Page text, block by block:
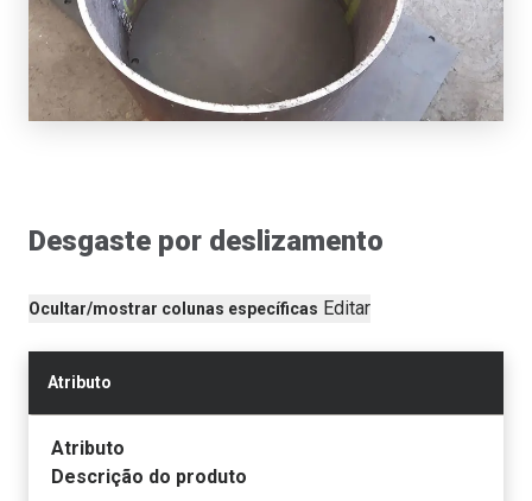
Desgaste por deslizamento
Ocultar/mostrar colunas específicas Editar
Atributo
Atributo
Descrição do produto